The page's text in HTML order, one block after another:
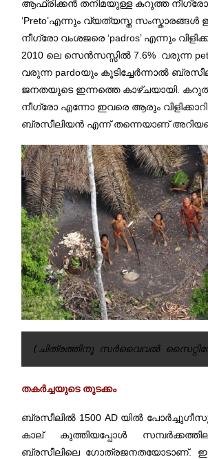
ആഫ്രിക്കന്‍ തനിമയുള്ള കറുത്ത
‘Preto’എന്നും വ്യത്യസ്ത സംസ്കാരങ്ങള്‍
നീഗ്രോ വംശജരെ ‘padros’ എന്നും
2010 ലെ സെന്‍സസ്സിൽ 7.6% വരുന്ന
വരുന്ന pardoയും കൂടിച്ചേര്‍ന്നാൽ
ജനതയുടെ ഇന്നത്തെ കാഴ്ചയായി.
നീഗ്രോ എന്നോ ഇവരെ ആരും
ബ്രസീലിയന്‍ എന്ന് തന്നെയാണ്
(ചിത്രത്തിനു സർവൈവൽ
തകര്‍ച്ചയുടെ തുടക്കം
ബ്രസീലില്‍ 1500 AD യില്‍
കാല് കുത്തിയപ്പോള്‍
ബ്രസീലിലെ ഗോത്രജനതയോടാണ്.